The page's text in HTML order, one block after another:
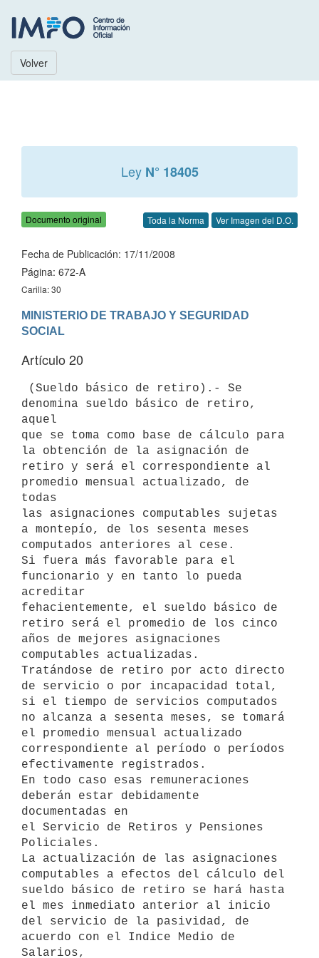
Volver
Ley N° 18405
Documento original Toda la Norma Ver Imagen del D.O.
Fecha de Publicación: 17/11/2008
Página: 672-A
Carilla: 30
MINISTERIO DE TRABAJO Y SEGURIDAD
Artículo 20
denomina sueldo básico de retiro,
aquel
que se toma como base de cálculo para
la obtención de la asignación de
retiro y será el correspondiente al
promedio mensual actualizado, de
todas
las asignaciones computables sujetas
a montepío, de los sesenta meses
computados anteriores al cese.
Si fuera más favorable para el
funcionario y en tanto lo pueda
acreditar
fehacientemente, el sueldo básico de
retiro será el promedio de los cinco
años de mejores asignaciones
computables actualizadas.
Tratándose de retiro por acto directo
de servicio o por incapacidad total,
si el tiempo de servicios computados
no alcanza a sesenta meses, se tomará
el promedio mensual actualizado
correspondiente al período o períodos
efectivamente registrados.
En todo caso esas remuneraciones
deberán estar debidamente
documentadas en
el Servicio de Retiros y Pensiones
Policiales.
La actualización de las asignaciones
computables a efectos del cálculo del
sueldo básico de retiro se hará hasta
el mes inmediato anterior al inicio
del servicio de la pasividad, de
acuerdo con el Indice Medio de
Salarios,